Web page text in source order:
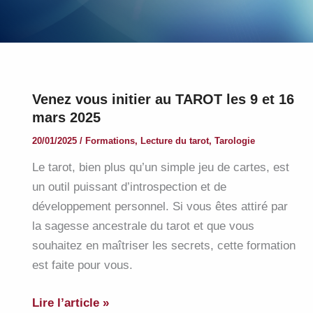
Venez vous initier au TAROT les 9 et 16
mars 2025
20/01/2025 / Formations, Lecture du tarot, Tarologie
Le tarot, bien plus qu’un simple jeu de cartes, est
un outil puissant d’introspection et de
développement personnel. Si vous êtes attiré par
la sagesse ancestrale du tarot et que vous
souhaitez en maîtriser les secrets, cette formation
est faite pour vous.
Venez
Lire l’article »